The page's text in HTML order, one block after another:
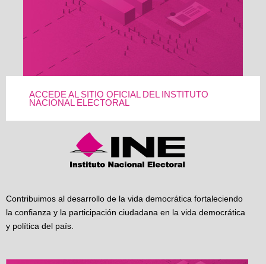
ACCEDE AL SITIO OFICIAL DEL INSTITUTO
NACIONAL ELECTORAL
Contribuimos al desarrollo de la vida democrática fortaleciendo
la confianza y la participación ciudadana en la vida democrática
y política del país.